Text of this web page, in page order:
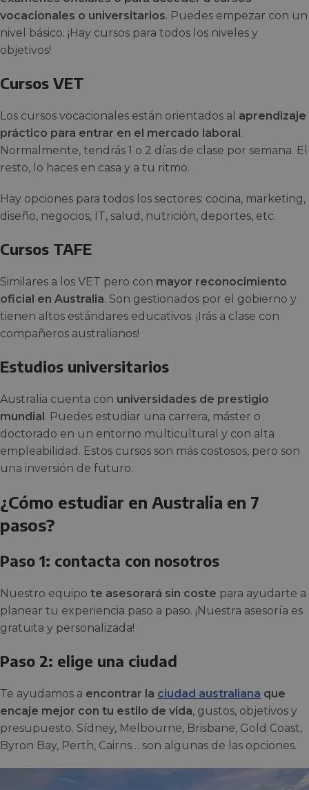
vocacionales o universitarios. Puedes empezar con un
nivel básico. ¡Hay cursos para todos los niveles y
objetivos!
Cursos VET
Los cursos vocacionales están orientados al aprendizaje
práctico para entrar en el mercado laboral.
Normalmente, tendrás 1 o 2 días de clase por semana. El
resto, lo haces en casa y a tu ritmo.
Hay opciones para todos los sectores: cocina, marketing,
diseño, negocios, IT, salud, nutrición, deportes, etc.
Cursos TAFE
Similares a los VET pero con mayor reconocimiento
oficial en Australia. Son gestionados por el gobierno y
tienen altos estándares educativos. ¡Irás a clase con
compañeros australianos!
Estudios universitarios
Australia cuenta con universidades de prestigio
mundial. Puedes estudiar una carrera, máster o
doctorado en un entorno multicultural y con alta
empleabilidad. Estos cursos son más costosos, pero son
una inversión de futuro.
¿Cómo estudiar en Australia en 7
pasos?
Paso 1: contacta con nosotros
Nuestro equipo te asesorará sin coste para ayudarte a
planear tu experiencia paso a paso. ¡Nuestra asesoría es
gratuita y personalizada!
Paso 2: elige una ciudad
Te ayudamos a encontrar la ciudad australiana que
encaje mejor con tu estilo de vida, gustos, objetivos y
presupuesto. Sídney, Melbourne, Brisbane, Gold Coast,
Byron Bay, Perth, Cairns… son algunas de las opciones.